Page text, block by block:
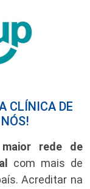
CLÍNICA DE
rede de
com mais de
Acreditar na